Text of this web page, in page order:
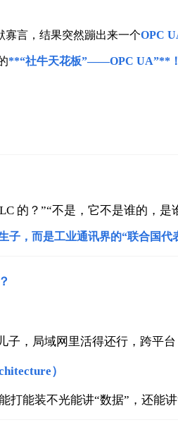
寡言，结果突然蹦出来一个OPC
**“社牛天花板”——OPC UA”**！
的？”“不是，它不是谁的，是
子，而是工业通讯界的“联合国代
子，局域网里活得还行，跨平台
）
打能装不光能讲“数据”，还能